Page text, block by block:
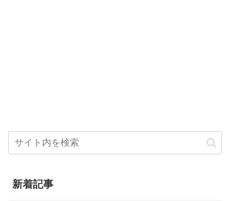
新着記事